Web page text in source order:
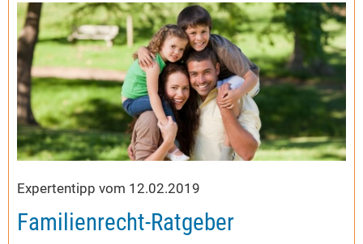
Expertentipp vom 12.02.2019
Familienrecht-Ratgeber